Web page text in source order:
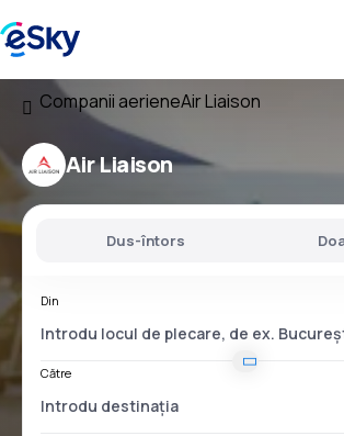
Companii aerieneAir Liaison
Air Liaison
Dus-întors
Din
Către